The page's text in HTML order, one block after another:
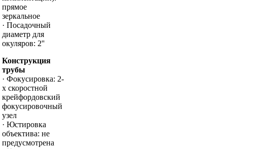
прямое
зеркальное
· Посадочный
диаметр для
окуляров: 2''
Конструкция
трубы
· Фокусировка: 2-
x скоростной
крейфордовский
фокусировочный
узел
· Юстировка
объектива: не
предусмотрена